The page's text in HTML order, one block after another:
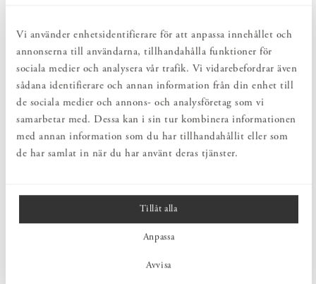
Vi använder enhetsidentifierare för att anpassa innehållet och
annonserna till användarna, tillhandahålla funktioner för
sociala medier och analysera vår trafik. Vi vidarebefordrar även
sådana identifierare och annan information från din enhet till
de sociala medier och annons- och analysföretag som vi
samarbetar med. Dessa kan i sin tur kombinera informationen
med annan information som du har tillhandahållit eller som
de har samlat in när du har använt deras tjänster.
Tillåt alla
Anpassa
Avvisa
Bruksföremål och inredningsdetaljer som genomgående är tillverkade av
hållbara naturmaterial.
PRODUKTBESKRIVNING
På Tavelhylla finns plats för foton, målningar, inramade teckningar
eller vackra böcker. En yta som inbjuder till omväxling. Byt ordning
bland bilderna eller byt ut några foton – och vips har du fått till en
enkel förändring som gör stor skillnad i rummet. Tavelhyllan finns i